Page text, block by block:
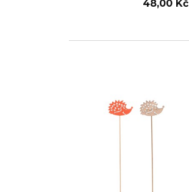
48,00 Kč